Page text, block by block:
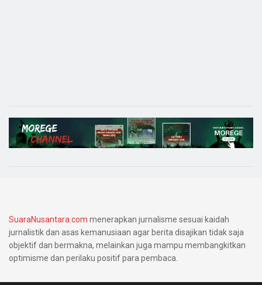
SuaraNusantara.com menerapkan jurnalisme sesuai kaidah
jurnalistik dan asas kemanusiaan agar berita disajikan tidak saja
objektif dan bermakna, melainkan juga mampu membangkitkan
optimisme dan perilaku positif para pembaca.